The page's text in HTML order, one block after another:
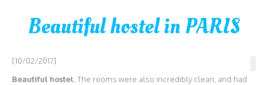
Beautiful hostel in PARIS
[10/02/2017]
Beautiful hostel. The rooms were also incredibly clean, and had